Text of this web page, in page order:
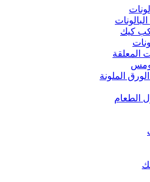
كيك
المعلقة
الملونة
الطعام